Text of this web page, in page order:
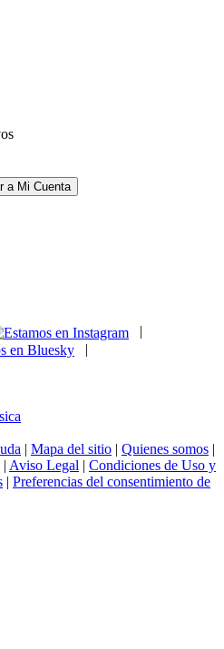
a Mi Cuenta
|
| Mapa del sitio | Quienes somos |
| Aviso Legal | Condiciones de Uso y
| Preferencias del consentimiento de